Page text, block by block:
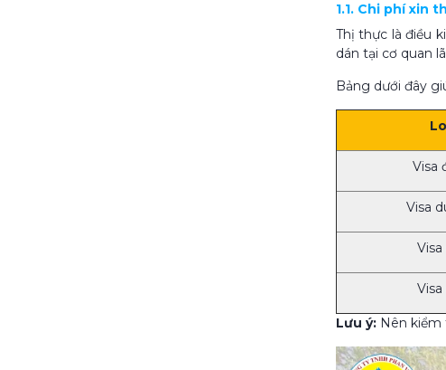
1.1. Chi phí xin
Thị thực là điều
dán tại cơ quan
Bảng dưới đây
Visa
Visa
Lưu ý: Nên kiểm